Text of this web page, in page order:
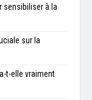
sensibiliser à la
sur la
t-elle vraiment